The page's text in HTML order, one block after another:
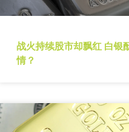
战火持续股市却飘红 白银
情？